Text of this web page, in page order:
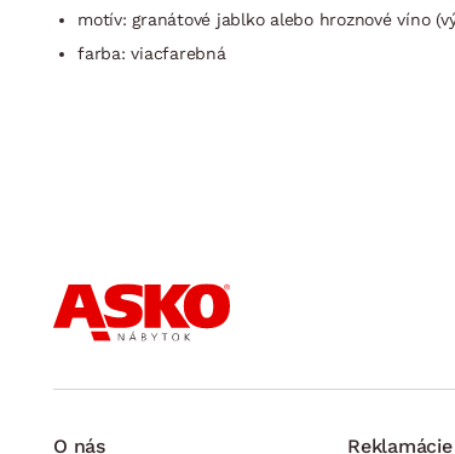
motív: granátové jablko alebo hroznové víno
farba: viacfarebná
O nás Reklamácie